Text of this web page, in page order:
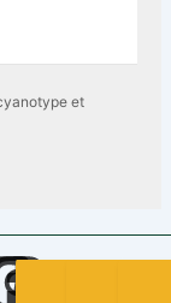
et